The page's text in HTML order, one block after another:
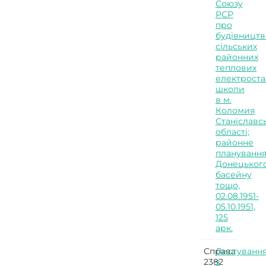
Союзу
РСР
про
сільських
районних
теплових
школи
в м.
Коломия
області;
районне
планування
басейну
тощо,
02.08.1951-
05.10.1951,
125
арк.
Справа
2382
з